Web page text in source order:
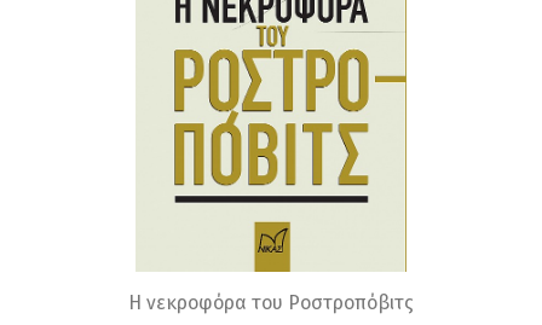
Η νεκροφόρα του Ροστροπόβιτς